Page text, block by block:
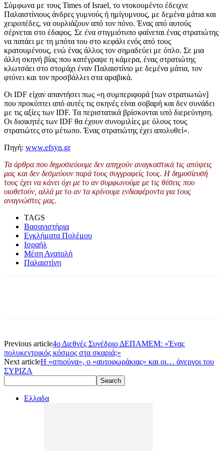
Σύμφωνα με τους Times of Israel, το ντοκουμέντο έδειχνε
Παλαιστίνιους άνδρες γυμνούς ή ημίγυμνους, με δεμένα μάτια και
χειροπέδες, να ουρλιάζουν από τον πόνο. Ένας από αυτούς
σέρνεται στο έδαφος. Σε ένα στιγμιότυπο φαίνεται ένας στρατιώτης
να πατάει με τη μπότα του στο κεφάλι ενός από τους
κρατουμένους, ενώ ένας άλλος τον σημαδεύει με όπλο. Σε μια
άλλη σκηνή βίας που κατέγραψε η κάμερα, ένας στρατιώτης
κλωτσάει στο στομάχι έναν Παλαιστίνιο με δεμένα μάτια, τον
φτύνει και τον προσβάλλει στα αραβικά.
Οι IDF είχαν απαντήσει πως «η συμπεριφορά [των στρατιωτών]
που προκύπτει από αυτές τις σκηνές είναι σοβαρή και δεν συνάδει
με τις αξίες των IDF. Τα περιστατικά βρίσκονται υπό διερεύνηση.
Οι διοικητές των IDF θα έχουν συνομιλίες με όλους τους
στρατιώτες στο μέτωπο. Ένας στρατιώτης έχει απολυθεί».
Πηγή: www.efsyn.gr
Τα άρθρα που δημοσιεύουμε δεν απηχούν αναγκαστικά τις απόψεις
μας και δεν δεσμεύουν παρά τους συγγραφείς τους. Η δημοσίευσή
τους έχει να κάνει όχι με το αν συμφωνούμε με τις θέσεις που
υιοθετούν, αλλά με το αν τα κρίνουμε ενδιαφέροντα για τους
αναγνώστες μας.
TAGS
Βασανιστήρια
Εγκλήματα Πολέμου
Ισραήλ
Μέση Ανατολή
Παλαιστίνη
Previous article4ο Διεθνές Συνέδριο ΔΕΠΑΜΕΜ: «Ένας
πολυκεντρικός κόσμος στα σκαριά;»
Next articleΗ «σπιούνα», ο «αυτοφωράκιας» και οι… άνεργοι του
ΣΥΡΙΖΑ
Ελλαδα